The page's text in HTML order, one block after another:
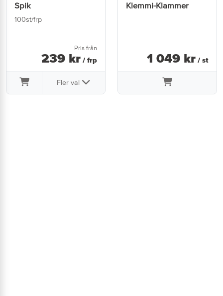
Spik
100st/frp
Pris från
239 kr / frp
Fler val
Klemmi-Klammer
1 049 kr / st